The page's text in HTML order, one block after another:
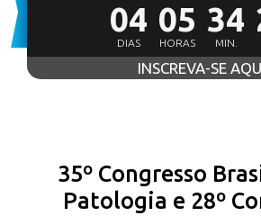
04
DIAS
05
HORAS
34
MIN.
INSCREVA-SE
35º Congresso
Patologia e 28º